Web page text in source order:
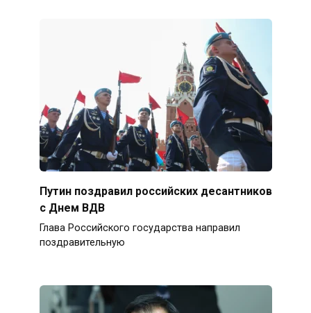
Путин поздравил российских десантников
с Днем ВДВ
Глава Российского государства направил
поздравительную